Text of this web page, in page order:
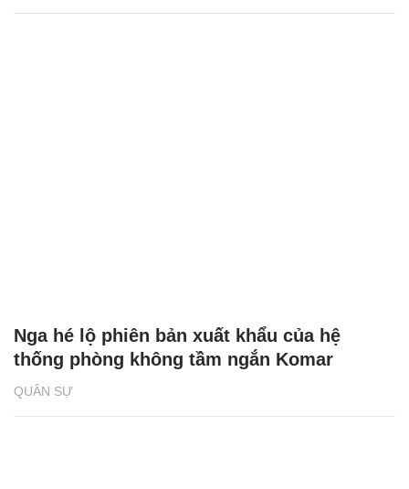
QUÂN SỰ
Nga hé lộ phiên bản xuất khẩu của hệ
thống phòng không tầm ngắn Komar